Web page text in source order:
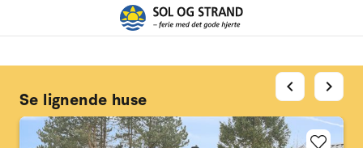
Se lignende huse
chevron_left chevron_right